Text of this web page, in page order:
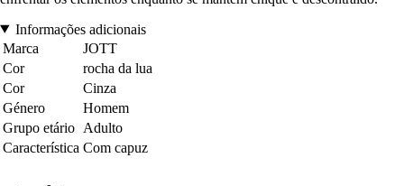
Informações adicionais
Marca
JOTT
Cor
rocha da lua
Cor
Cinza
Género
Homem
Grupo etário Adulto
Característica Com capuz